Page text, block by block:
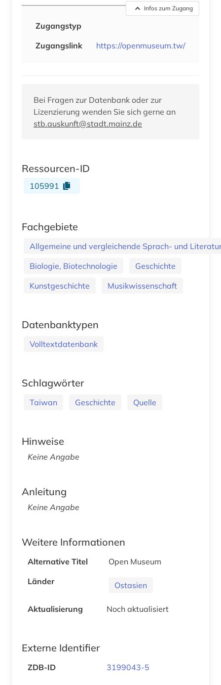
Infos zum Zugang
Zugangstyp
Zugangslink
https://openmuseum.tw/
Bei Fragen zur Datenbank oder zur
Lizenzierung wenden Sie sich gerne an
stb.auskunft@stadt.mainz.de
Ressourcen-ID
105991
Fachgebiete
Allgemeine und vergleichende Sprach- und
Biologie, Biotechnologie
Geschichte
Kunstgeschichte
Musikwissenschaft
Datenbanktypen
Volltextdatenbank
Schlagwörter
Taiwan Geschichte Quelle
Hinweise
Keine Angabe
Anleitung
Keine Angabe
Weitere Informationen
Alternative Titel
Open Museum
Länder
Ostasien
Aktualisierung Noch aktualisiert
Externe Identifier
ZDB-ID 3199043-5